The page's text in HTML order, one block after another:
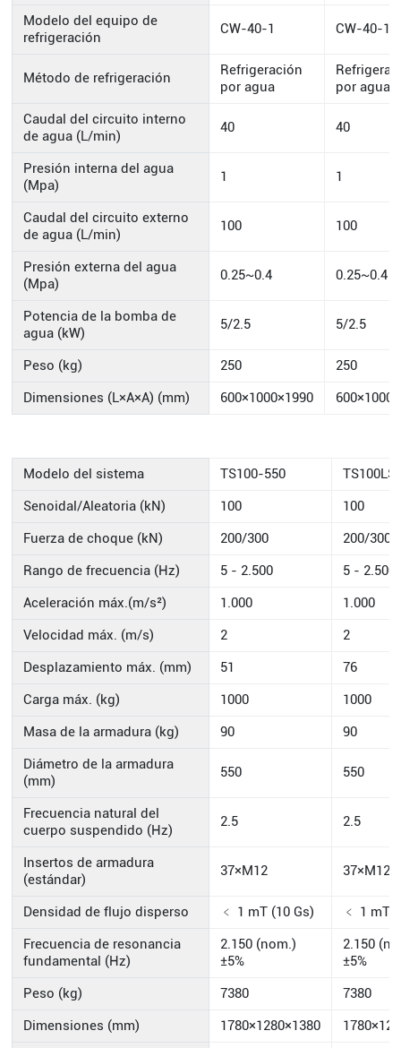
Modelo del equipo de
refrigeración
CW-40-1 CW-40-1
Método de refrigeración
Refrigeración
por agua
por agua
Caudal del circuito interno
de agua (L/min)
40 40
Presión interna del agua
(Mpa)
1 1
Caudal del circuito externo
de agua (L/min)
100 100
Presión externa del agua
(Mpa)
0.25~0.4 0.25~0.4
Potencia de la bomba de
agua (kW)
5/2.5 5/2.5
Peso (kg) 250
250
Dimensiones (L×A×A) (mm)
600×1000×1990
Modelo del sistema TS100-550
Senoidal/Aleatoria (kN)
100
100
Fuerza de choque (kN)
200/300
200/300
Rango de frecuencia (Hz)
5 - 2.500
5 - 2.500
Aceleración máx.(m/s²)
1.000
1.000
Velocidad máx. (m/s)
2
2
Desplazamiento máx. (mm)
51
76
Carga máx. (kg)
1000
1000
Masa de la armadura (kg)
90
90
Diámetro de la armadura
(mm)
550 550
Frecuencia natural del
cuerpo suspendido (Hz)
2.5 2.5
Insertos de armadura
(estándar)
37×M12 37×M12
Densidad de flujo disperso ﹤ 1 mT (10 Gs)
﹤ 1 mT
Frecuencia de resonancia
fundamental (Hz)
2.150 (nom.)
±5%
2.150
±5%
Peso (kg)
7380
7380
Dimensiones (mm)
1780×1280×1380